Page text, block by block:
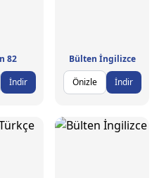
82
İndir
Bülten İngilizce
Önizle
İndir